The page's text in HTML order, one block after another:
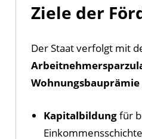
Ziele der
Der Staat verfolgt mit
Wohnungsbauprämie
Kapitalbildungfür